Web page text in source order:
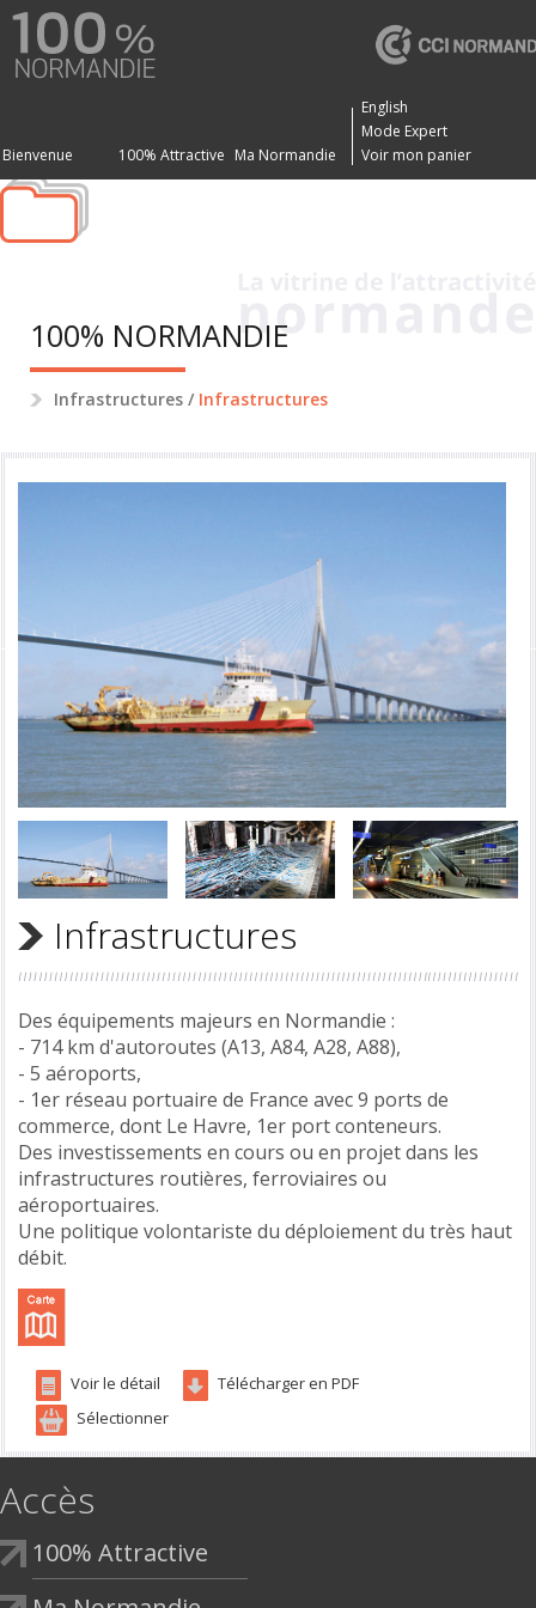
Bienvenue 100% Attractive Ma Normandie
English
Mode Expert
Voir mon panier
100% NORMANDIE
Infrastructures / Infrastructures
Infrastructures
Des équipements majeurs en Normandie :
- 714 km d'autoroutes (A13, A84, A28, A88),
- 5 aéroports,
- 1er réseau portuaire de France avec 9 ports de
commerce, dont Le Havre, 1er port conteneurs.
Des investissements en cours ou en projet dans les
infrastructures routières, ferroviaires ou
aéroportuaires.
Une politique volontariste du déploiement du très haut
débit.
Voir le détail
Télécharger en PDF
Sélectionner
Accès
100% Attractive